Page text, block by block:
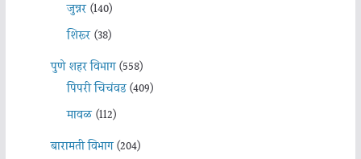
जुन्नर(140)
शिरूर(38)
पुणे शहर विभाग(558)
पिंपरी चिचंवड(409)
मावळ(112)
बारामती विभाग(204)